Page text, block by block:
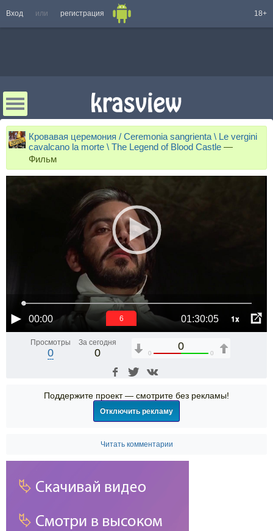
Вход или регистрация 18+
Кровавая церемония / Ceremonia sangrienta \ Le vergini
cavalcano la morte \ The Legend of Blood Castle —
Фильм
00:00 01:30:05 1x
6
Просмотры
0
За сегодня
0
0
0 0
Поддержите проект — смотрите без рекламы!
Отключить рекламу
Читать комментарии